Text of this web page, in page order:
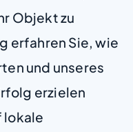
Objekt zu
erfahren Sie, wie
und unseres
erzielen
lokale